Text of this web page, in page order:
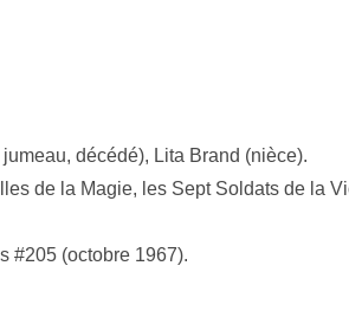
décédé), Lita Brand (nièce).
de la Magie, les Sept Soldats de la
#205 (octobre 1967).